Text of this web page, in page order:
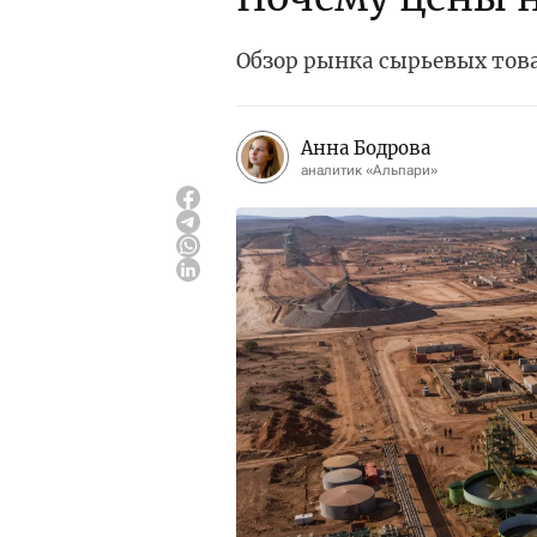
Обзор рынка сырьевых
Анна Бодрова
аналитик «Альпари»